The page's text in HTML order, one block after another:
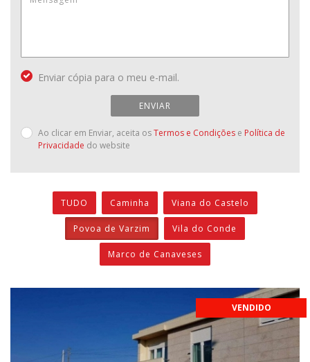
Enviar cópia para o meu e-mail.
ENVIAR
Ao clicar em Enviar, aceita osTermos e Condições e Política de
Privacidade do website
TUDO Caminha Viana do Castelo
Povoa de Varzim Vila do Conde
Marco de Canaveses
VENDIDO